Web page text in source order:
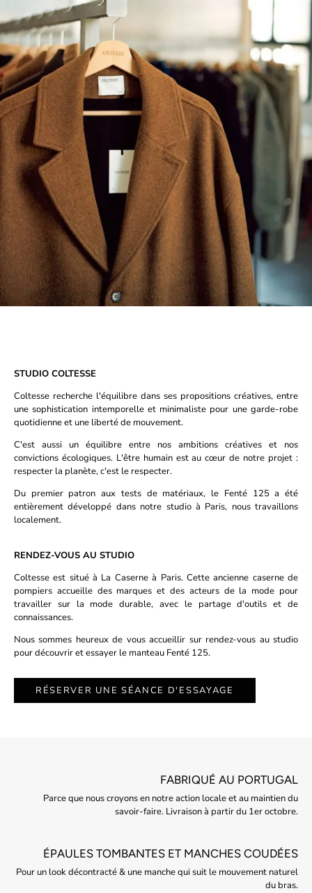
STUDIO COLTESSE
Coltesse recherche l'équilibre dans ses propositions créatives, entre
une sophistication intemporelle et minimaliste pour une garde-robe
quotidienne et une liberté de mouvement.
C'est aussi un équilibre entre nos ambitions créatives et nos
convictions écologiques. L'être humain est au cœur de notre projet :
respecter la planète, c'est le respecter.
Du premier patron aux tests de matériaux, le Fenté 125 a été
entièrement développé dans notre studio à Paris, nous travaillons
localement.
RENDEZ-VOUS AU STUDIO
Coltesse est situé à La Caserne à Paris. Cette ancienne caserne de
pompiers accueille des marques et des acteurs de la mode pour
travailler sur la mode durable, avec le partage d'outils et de
connaissances.
Nous sommes heureux de vous accueillir sur rendez-vous au studio
pour découvrir et essayer le manteau Fenté 125.
RÉSERVER UNE SÉANCE D'ESSAYAGE
FABRIQUÉ AU PORTUGAL
Parce que nous croyons en notre action locale et au maintien du
savoir-faire. Livraison à partir du 1er octobre.
ÉPAULES TOMBANTES ET MANCHES COUDÉES
Pour un look décontracté & une manche qui suit le mouvement naturel
du bras.